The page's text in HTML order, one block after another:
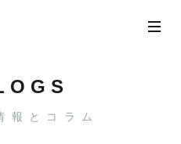
報とコラム